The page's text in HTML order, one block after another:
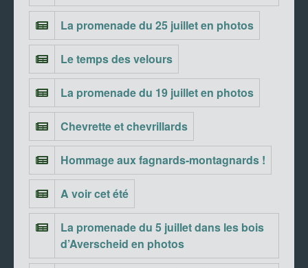
La promenade du 25 juillet en photos
Le temps des velours
La promenade du 19 juillet en photos
Chevrette et chevrillards
Hommage aux fagnards-montagnards !
A voir cet été
La promenade du 5 juillet dans les bois
d’Averscheid en photos